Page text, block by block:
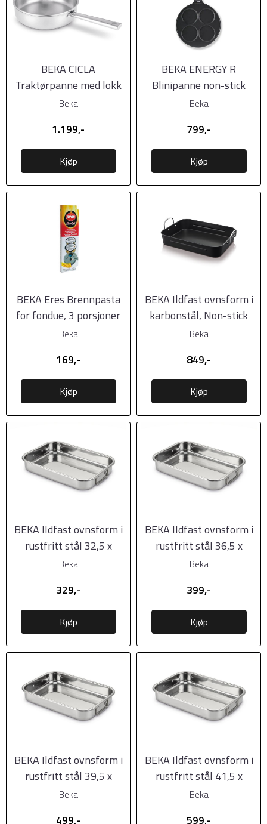
BEKA CICLA
Traktørpanne med lokk
24cm, 3,2 liter
Beka
1.199,-
Kjøp
BEKA ENERGY R
Blinipanne non-stick
26cm
Beka
799,-
Kjøp
BEKA Eres Brennpasta
for fondue, 3 porsjoner
Beka
169,-
Kjøp
BEKA Ildfast ovnsform i
karbonstål, Non-stick
38x29x7cm
Beka
849,-
Kjøp
BEKA Ildfast ovnsform i
rustfritt stål 32,5 x
23,2cm
Beka
329,-
Kjøp
BEKA Ildfast ovnsform i
rustfritt stål 36,5 x
26,3cm
Beka
399,-
Kjøp
BEKA Ildfast ovnsform i
rustfritt stål 39,5 x
28,8cm
Beka
499,-
BEKA Ildfast ovnsform i
rustfritt stål 41,5 x
31,5cm
Beka
599,-